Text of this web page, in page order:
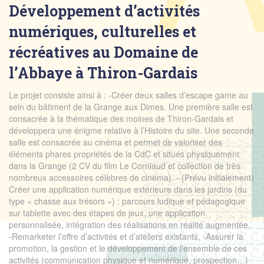
Développement d’activités
numériques, culturelles et
récréatives au Domaine de
l’Abbaye à Thiron-Gardais
Le projet consiste ainsi à : -Créer deux salles d’escape game au
sein du bâtiment de la Grange aux Dimes. Une première salle est
consacrée à la thématique des moines de Thiron-Gardais et
développera une énigme relative à l’Histoire du site. Une seconde
salle est consacrée au cinéma et permet de valoriser des
éléments phares propriétés de la CdC et situés physiquement
dans la Grange (2 CV du film Le Corniaud et collection de très
nombreux accessoires célèbres de cinéma). - (Prévu initialement)
Créer une application numérique extérieure dans les jardins (du
type « chasse aux trésors ») : parcours ludique et pédagogique
sur tablette avec des étapes de jeux, une application
personnalisée, intégration des réalisations en réalité augmentée.
-Remarketer l’offre d’activités et d’ateliers existants, -Assurer la
promotion, la gestion et le développement de l’ensemble de ces
activités (communication physique et numérique, prospection…)